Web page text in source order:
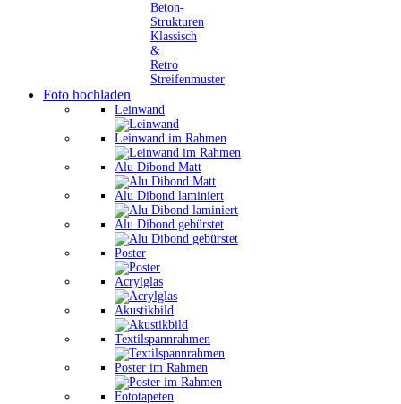
Beton-
Strukturen
Klassisch
&
Retro
Streifenmuster
Foto hochladen
Leinwand
Leinwand im Rahmen
Alu Dibond Matt
Alu Dibond laminiert
Alu Dibond gebürstet
Poster
Acrylglas
Akustikbild
Textilspannrahmen
Poster im Rahmen
Fototapeten